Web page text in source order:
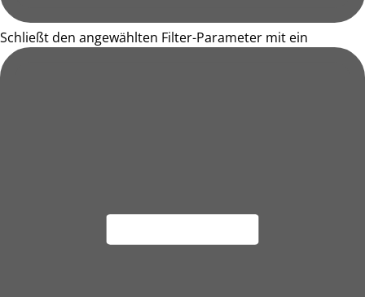
Schließt den angewählten Filter-Parameter mit ein